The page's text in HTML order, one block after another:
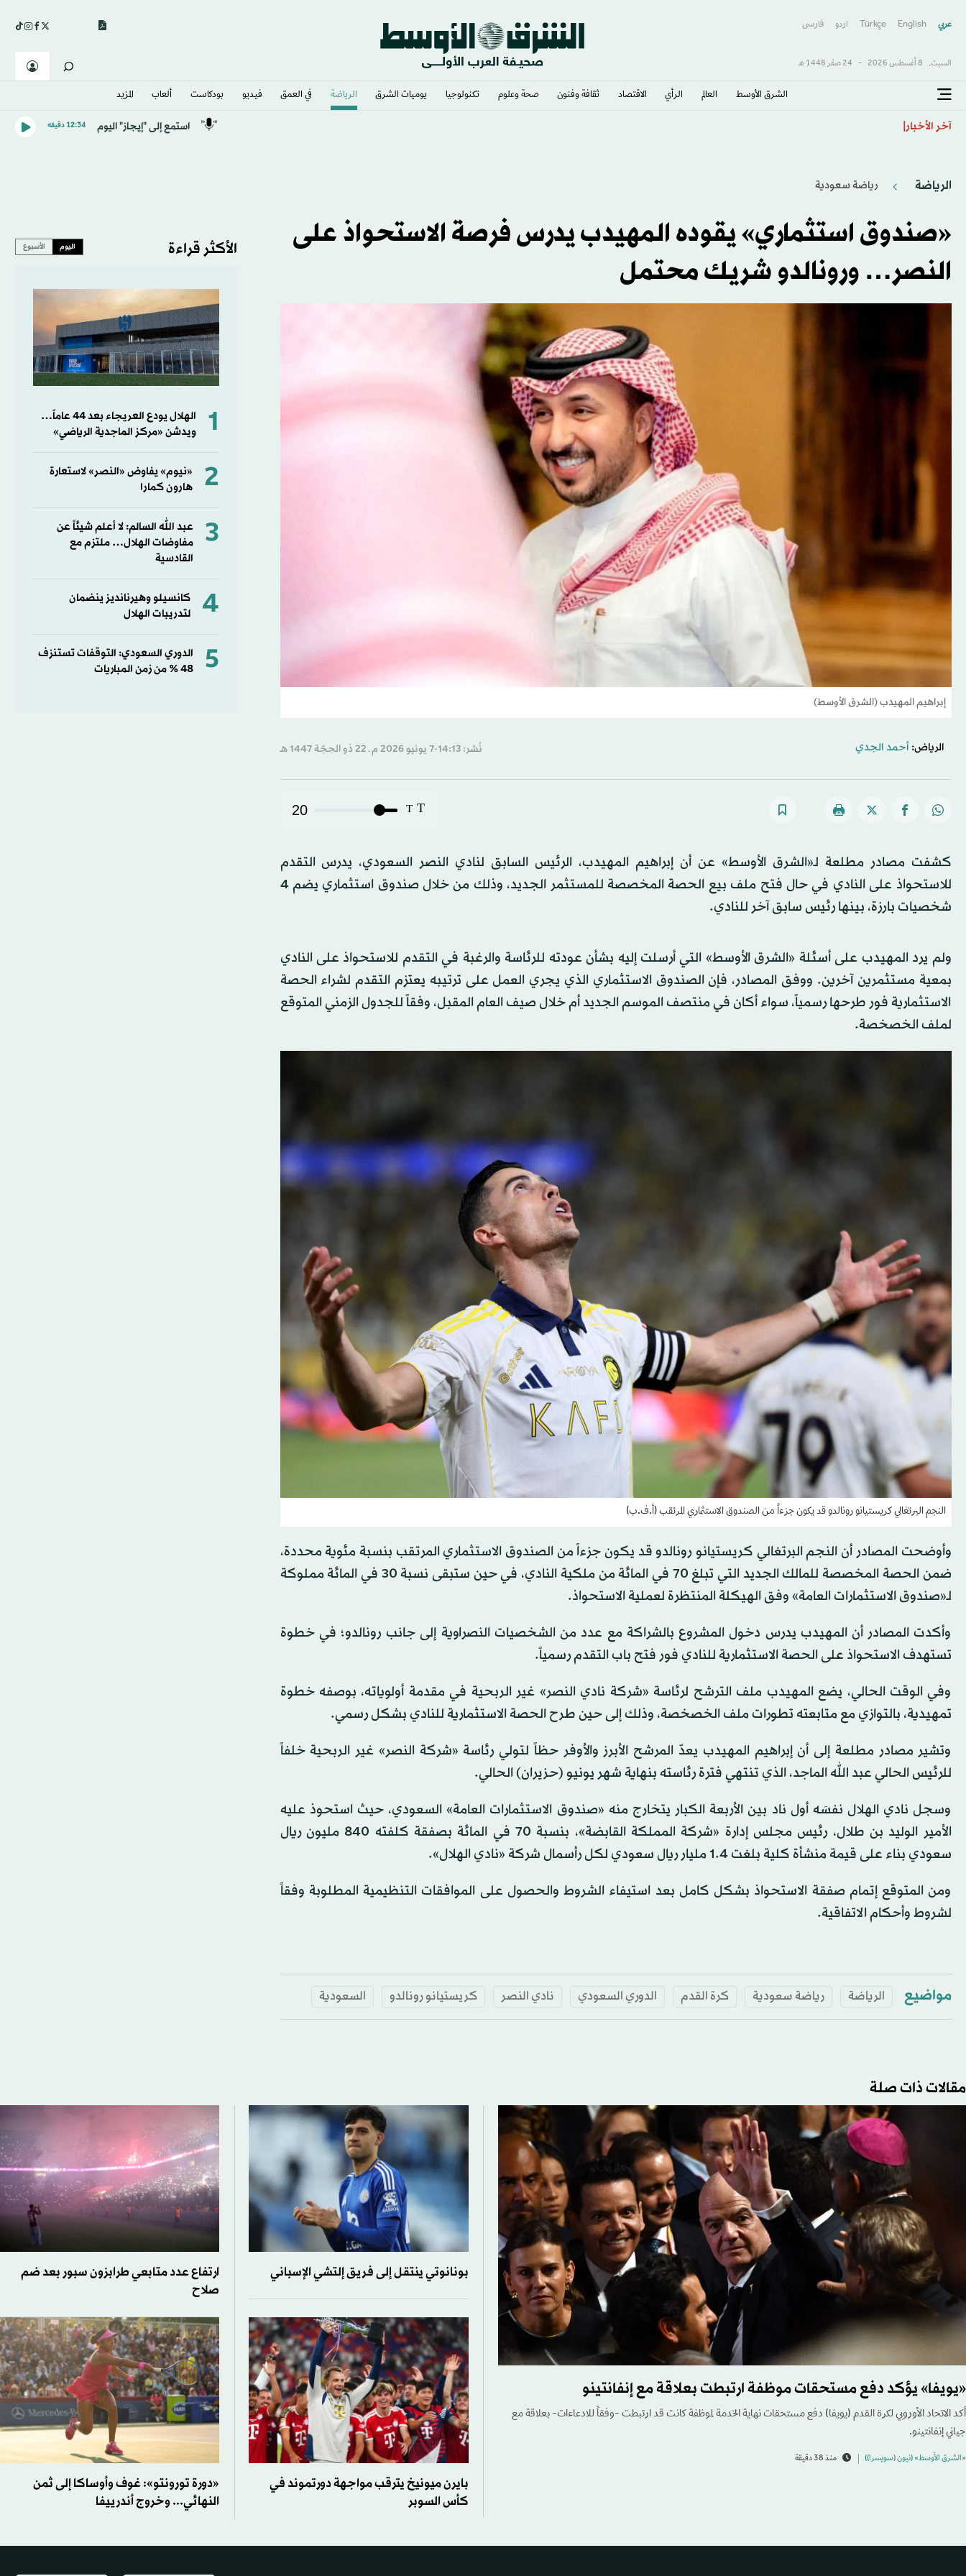
عربي English
Türkçe اردو فارسى
السبت, 8 أغسطس 2026 - 24 صفَر 1448 هـ
الشرق الأوسط​ العالم الرأي الاقتصاد ثقافة وفنون صحة وعلوم تكنولوجيا يوميات الشرق​ الرياضة في العمق فيديو بودكاست ألعاب المزيد
آخر الأخبار استمع إلى "إيجاز" اليوم 12:34 دقيقه
الرياضة رياضة سعودية
«صندوق استثماري» يقوده المهيدب يدرس فرصة الاستحواذ على
النصر… ورونالدو شريك محتمل
إبراهيم المهيدب (الشرق الأوسط)
الرياض: أحمد الجدي نُشر: 14:13-7 يونيو 2026 م ـ 22 ذو الحِجّة 1447 هـ
T
T
20
كشفت مصادر مطلعة لـ«الشرق الأوسط» عن أن إبراهيم المهيدب، الرئيس السابق لنادي النصر السعودي، يدرس التقدم
للاستحواذ على النادي في حال فتح ملف بيع الحصة المخصصة للمستثمر الجديد، وذلك من خلال صندوق استثماري يضم 4
شخصيات بارزة، بينها رئيس سابق آخر للنادي.
ولم يرد المهيدب على أسئلة «الشرق الأوسط» التي أرسلت إليه بشأن عودته للرئاسة والرغبة في التقدم للاستحواذ على النادي
بمعية مستثمرين آخرين. ووفق المصادر، فإن الصندوق الاستثماري الذي يجري العمل على ترتيبه يعتزم التقدم لشراء الحصة
الاستثمارية فور طرحها رسمياً، سواء أكان في منتصف الموسم الجديد أم خلال صيف العام المقبل، وفقاً للجدول الزمني المتوقع
لملف الخصخصة.
النجم البرتغالي كريستيانو رونالدو قد يكون جزءاً من الصندوق الاستثماري المرتقب (أ.ف.ب)
وأوضحت المصادر أن النجم البرتغالي كريستيانو رونالدو قد يكون جزءاً من الصندوق الاستثماري المرتقب بنسبة مئوية محددة،
ضمن الحصة المخصصة للمالك الجديد التي تبلغ 70 في المائة من ملكية النادي، في حين ستبقى نسبة 30 في المائة مملوكة
لـ«صندوق الاستثمارات العامة» وفق الهيكلة المنتظرة لعملية الاستحواذ.
وأكدت المصادر أن المهيدب يدرس دخول المشروع بالشراكة مع عدد من الشخصيات النصراوية إلى جانب رونالدو؛ في خطوة
تستهدف الاستحواذ على الحصة الاستثمارية للنادي فور فتح باب التقدم رسمياً.
وفي الوقت الحالي، يضع المهيدب ملف الترشح لرئاسة «شركة نادي النصر» غير الربحية في مقدمة أولوياته، بوصفه خطوة
تمهيدية، بالتوازي مع متابعته تطورات ملف الخصخصة، وذلك إلى حين طرح الحصة الاستثمارية للنادي بشكل رسمي.
وتشير مصادر مطلعة إلى أن إبراهيم المهيدب يعدّ المرشح الأبرز والأوفر حظاً لتولي رئاسة «شركة النصر» غير الربحية خلفاً
للرئيس الحالي عبد الله الماجد، الذي تنتهي فترة رئاسته بنهاية شهر يونيو (حزيران) الحالي.
وسجل نادي الهلال نفسَه أول ناد بين الأربعة الكبار يتخارج منه «صندوق الاستثمارات العامة» السعودي، حيث استحوذ عليه
الأمير الوليد بن طلال، رئيس مجلس إدارة «شركة المملكة القابضة»، بنسبة 70 في المائة بصفقة كلفته 840 مليون ريال
سعودي بناء على قيمة منشأة كلية بلغت 1.4 مليار ريال سعودي لكل رأسمال شركة «نادي الهلال».
ومن المتوقع إتمام صفقة الاستحواذ بشكل كامل بعد استيفاء الشروط والحصول على الموافقات التنظيمية المطلوبة وفقاً
لشروط وأحكام الاتفاقية.
مواضيع الرياضة رياضة سعودية كرة القدم الدوري السعودي نادي النصر كريستيانو رونالدو السعودية
الأكثر قراءة اليوم الأسبوع
1
الهلال يودع العريجاء بعد 44 عاماً…
ويدشن «مركز الماجدية الرياضي»
2
«نيوم» يفاوض «النصر» لاستعارة
هارون كمارا
3
عبد الله السالم: لا أعلم شيئاً عن
مفاوضات الهلال… ملتزم مع
القادسية
4
كانسيلو وهيرنانديز ينضمان
لتدريبات الهلال
5
الدوري السعودي: التوقفات تستنزف
48 % من زمن المباريات
مقالات ذات صلة
«يويفا» يؤكد دفع مستحقات موظفة ارتبطت بعلاقة مع إنفانتينو
أكد الاتحاد الأوروبي لكرة القدم (يويفا) دفع مستحقات نهاية الخدمة لموظفة كانت قد ارتبطت -وفقاً للادعاءات- بعلاقة مع
جياني إنفانتينو.
«الشرق الأوسط» (نيون (سويسرا)) منذ 38 دقيقة
بونانوتي ينتقل إلى فريق إلتشي الإسباني
ارتفاع عدد متابعي طرابزون سبور بعد ضم
صلاح
بايرن ميونيخ يترقب مواجهة دورتموند في
كأس السوبر
«دورة تورونتو»: غوف وأوساكا إلى ثمن
النهائي... وخروج أندرييفا